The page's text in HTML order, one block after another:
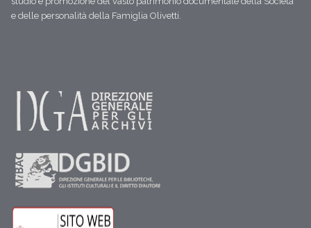
e delle personalità della Famiglia Olivetti.